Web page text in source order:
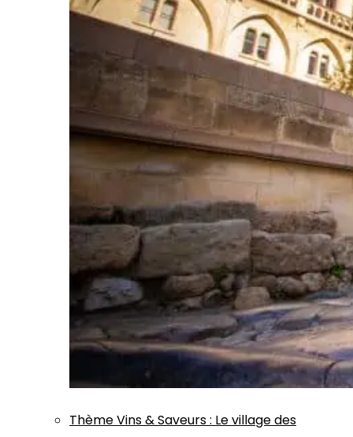
ThèmeVins & Saveurs: Le village des